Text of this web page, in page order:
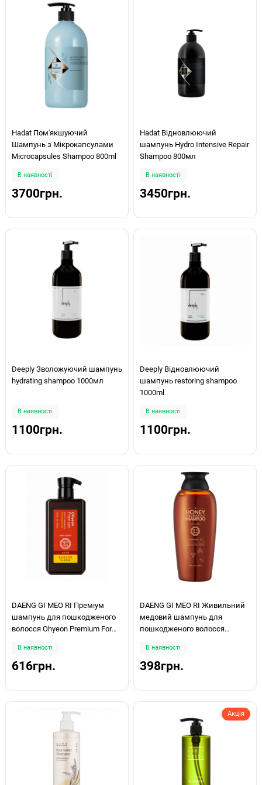
Hadat Пом'якшуючий
Шампунь з Мікрокапсулами
Microcapsules Shampoo 800ml
В наявності
3700грн.
Hadat Відновлюючий
шампунь Hydro Intensive Repair
Shampoo 800мл
В наявності
3450грн.
Deeply Зволожуючий шампунь
hydrating shampoo 1000мл
В наявності
1100грн.
Deeply Відновлюючий
шампунь restoring shampoo
1000ml
В наявності
1100грн.
DAENG GI MEO RI Преміум
шампунь для пошкодженого
волосся Ohyeon Premium For
В наявності
616грн.
DAENG GI MEO RI Живильний
медовий шампунь для
пошкодженого волосся
Shampoo 250мл
В наявності
398грн.
Акція